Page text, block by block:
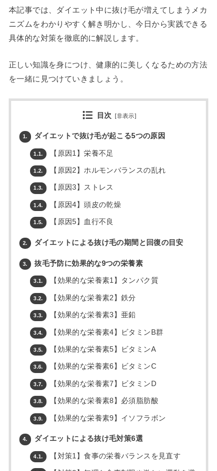
本記事では、ダイエット中に抜け毛が増えてしまうメカ
ニズムをわかりやすく解き明かし、今日から実践できる
具体的な対策を徹底的に解説します。
正しい知識を身につけ、健康的に美しくなるための方法
を一緒に見つけていきましょう。
目次 [非表示]
1. ダイエットで抜け毛が起こる5つの原因
1.1. 【原因1】栄養不足
1.2. 【原因2】ホルモンバランスの乱れ
1.3. 【原因3】ストレス
1.4. 【原因4】頭皮の乾燥
1.5. 【原因5】血行不良
2. ダイエットによる抜け毛の期間と回復の目安
3. 抜毛予防に効果的な9つの栄養素
3.1. 【効果的な栄養素1】タンパク質
3.2. 【効果的な栄養素2】鉄分
3.3. 【効果的な栄養素3】亜鉛
3.4. 【効果的な栄養素4】ビタミンB群
3.5. 【効果的な栄養素5】ビタミンA
3.6. 【効果的な栄養素6】ビタミンC
3.7. 【効果的な栄養素7】ビタミンD
3.8. 【効果的な栄養素8】必須脂肪酸
3.9. 【効果的な栄養素9】イソフラボン
4. ダイエットによる抜け毛対策6選
4.1. 【対策1】食事の栄養バランスを見直す